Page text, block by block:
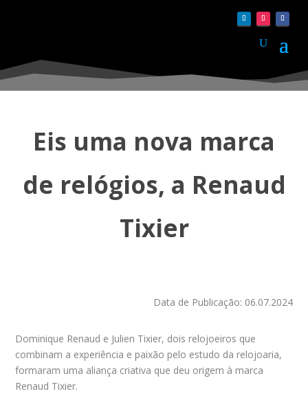
Eis uma nova marca
de relógios, a Renaud
Tixier
Data de Publicação: 06.07.2024
Dominique Renaud e Julien Tixier, dois relojoeiros que
combinam a experiência e paixão pelo estudo da relojoaria,
formaram uma aliança criativa que deu origem à marca
Renaud Tixier.